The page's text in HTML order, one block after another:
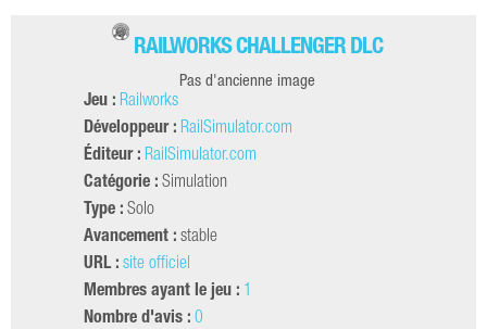
RAILWORKS CHALLENGER DLC
Pas d'ancienne image
Jeu : Railworks
Développeur : RailSimulator.com
Éditeur : RailSimulator.com
Catégorie : Simulation
Type : Solo
Avancement : stable
URL : site officiel
Membres ayant le jeu : 1
Nombre d'avis : 0